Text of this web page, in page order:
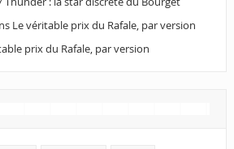
Le véritable prix du Rafale, par version
prix du Rafale, par version